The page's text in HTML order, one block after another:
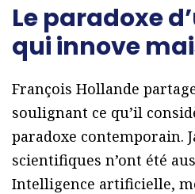
Le paradoxe
qui innove
François Hollande
soulignant ce qu’il
paradoxe contemporain.
scientifiques n’ont été
Intelligence artificielle,